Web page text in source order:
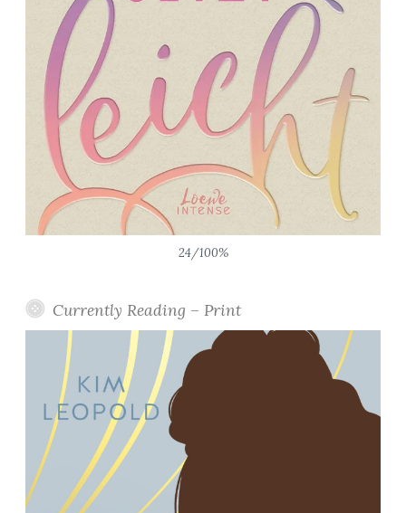
24/100%
Currently Reading – Print